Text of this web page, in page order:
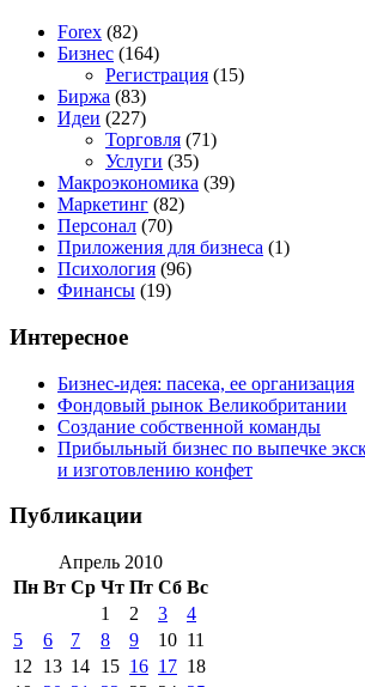
Forex (82)
Бизнес (164)
Регистрация (15)
Биржа (83)
Идеи (227)
Торговля (71)
Услуги (35)
Макроэкономика (39)
Маркетинг (82)
Персонал (70)
Приложения для бизнеса (1)
Психология (96)
Финансы (19)
Интересное
Бизнес-идея: пасека, ее организация
Фондовый рынок Великобритании
Создание собственной команды
Прибыльный бизнес по выпечке
и изготовлению конфет
Публикации
Апрель 2010
Пн Вт Ср Чт Пт Сб Вс
1
2 3
4
5
6 7 8 9 10 11
12
13 14 15 16 17 18